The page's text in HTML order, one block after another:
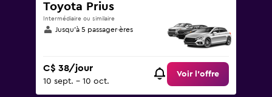
Toyota Prius
Intermédiaire ou similaire
Jusqu’à 5 passager·ères
C$ 38/jour
10 sept. - 10 oct.
Voir l’offre